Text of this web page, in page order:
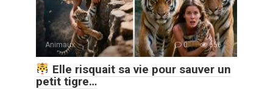
Animaux 0 656
Elle risquait sa vie pour sauver un
petit tigre…